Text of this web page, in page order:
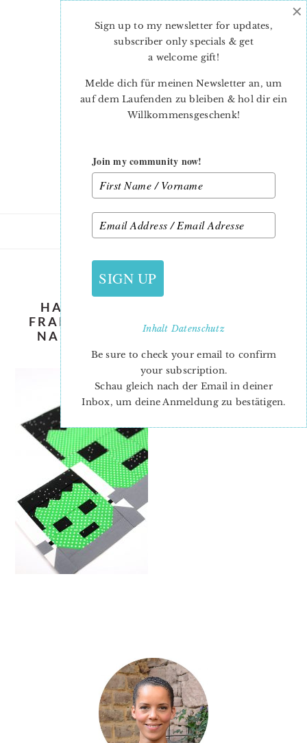
HALLOWEEN-QUILT-PATTERN-
FRANKENSTEIN-QUILT-PATTERN-
NADRA-RIDGEWAY-ELLIS-AND-
HIGGS-3
Sign up to my newsletter for updates,
subscriber only specials & get
a welcome gift!
Melde dich für meinen Newsletter an, um
auf dem Laufenden zu bleiben & hol dir ein
Willkommensgeschenk!
Join my community now!
SIGN UP
InhaltDatenschutz
Be sure to check your email to confirm
your subscription.
Schau gleich nach der Email in deiner
Inbox, um deine Anmeldung zu bestätigen.
×